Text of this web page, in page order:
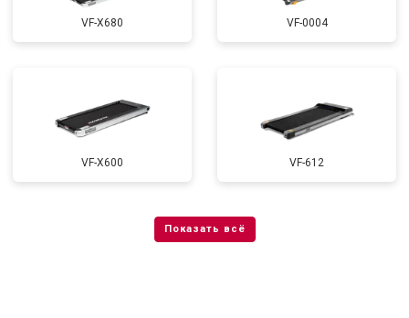
VF-X680 VF-0004
VF-X600 VF-612